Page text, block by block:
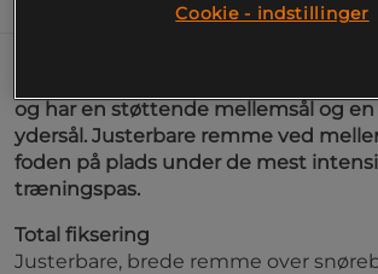
og har en støttende mellemsål og en
ydersål. Justerbare remme ved
foden på plads under de mest
træningspas.
Total fiksering
Justerbare, brede remme over
Cookie - indstillinger